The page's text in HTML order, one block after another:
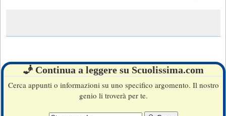
🧞 Continua a leggere su Scuolissima.com
Cerca appunti o informazioni su uno specifico argomento. Il nostro
genio li troverà per te.